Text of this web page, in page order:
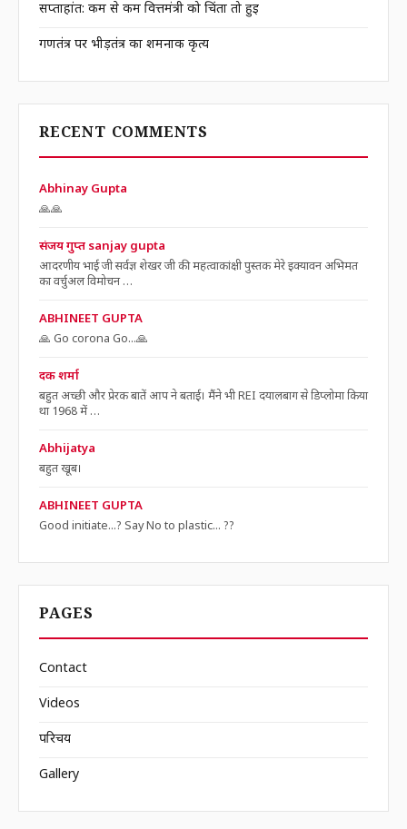
सप्ताहांत: कम से कम वित्तमंत्री को चिंता तो हुई
गणतंत्र पर भीड़तंत्र का शर्मनाक कृत्य
RECENT COMMENTS
Abhinay Gupta
🙏🙏
संजय गुप्त sanjay gupta
आदरणीय भाई जी सर्वज्ञ शेखर जी की महत्वाकांक्षी पुस्तक मेरे इक्यावन अभिमत
का वर्चुअल विमोचन …
ABHINEET GUPTA
🙏 Go corona Go...🙏
दक शर्मा
बहुत अच्छी और प्रेरक बातें आप ने बताई। मैंने भी REI दयालबाग से डिप्लोमा किया
था 1968 में …
Abhijatya
बहुत खूब।
ABHINEET GUPTA
Good initiate...? Say No to plastic... ??
PAGES
Contact
Videos
परिचय
Gallery